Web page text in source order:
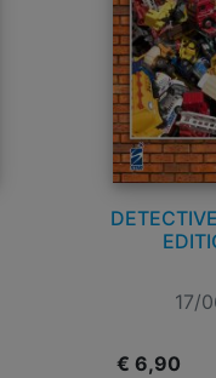
17/
€ 6,90